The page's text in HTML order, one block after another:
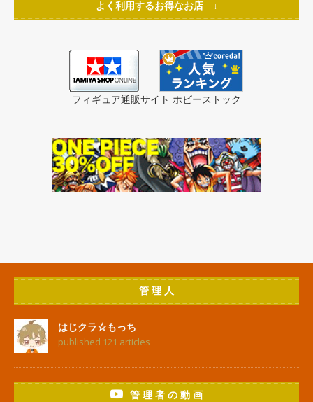
よく利用するお得なお店 ↓
フィギュア通販サイト ホビーストック
管 理 人
はじクラ☆もっち
published 121 articles
管 理 者 の 動 画